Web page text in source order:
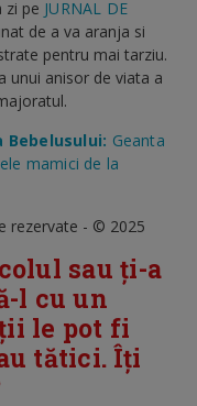
zi pe JURNAL DE
de a va aranja si
pentru mai tarziu.
unui anisor de viata a
Geanta
mamici de la
rezervate - © 2025
sau ți-a
l cu un
le pot fi
tătici. Îți